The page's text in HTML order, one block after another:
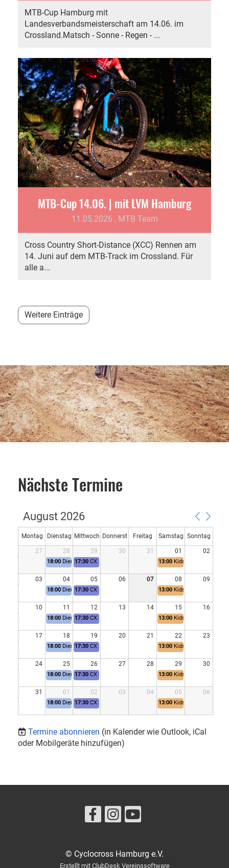
MTB-Cup Hamburg mit
Landesverbandsmeisterschaft am 14.06. im
Crossland.Matsch - Sonne - Regen - ...
MTB-Cup 14.06. | mit LVM Hamburg
11.05.2026 , MTB Team
Cross Country Short-Distance (XCC) Rennen am
14. Juni auf dem MTB-Track im Crossland. Für
alle a...
Weitere Einträge
Nächste Termine
August 2026
Montag Dienstag Mittwoch Donnerst Freitag Samstag Sonntag
27 28 29 30 31 01 02
03 04 05 06 07 08 09
10 11 12 13 14 15 16
17 18 19 20 21 22 23
24 25 26 27 28 29 30
31 01 02 03 04 05 06
18:00 Dienstagstraining Straße
17:30 CX Skill'ndrill 13:00 Kids Kross
18:00 Dienstagstraining Straße
17:30 CX Skill'ndrill 13:00 Kids Kross
18:00 Dienstagstraining Straße
17:30 CX Skill'ndrill 13:00 Kids Kross
18:00 Dienstagstraining Straße
17:30 CX Skill'ndrill 13:00 Kids Kross
18:00 Dienstagstraining Straße
17:30 CX Skill'ndrill 13:00 Kids Kross
18:00 Dienstagstraining Straße
17:30 CX Skill'ndrill 13:00 Kids Kross
Termine abonnieren (in Kalender wie Outlook, iCal
oder Mobilgeräte hinzufügen)
© Cyclocross Hamburg e.V.
Erstellt mit ClubDesk Vereinssoftware